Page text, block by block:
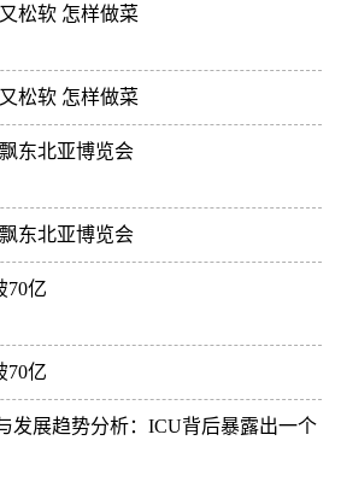
松软 怎样做菜
松软 怎样做菜
东北亚博览会
东北亚博览会
70亿
70亿
发展趋势分析：ICU背后暴露出一个